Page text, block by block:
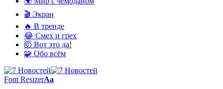
🎬 Экран
🔥 В тренде
😂 Смех и грех
🤯 Вот это да!
🧩 Обо всём
Font ResizerAa